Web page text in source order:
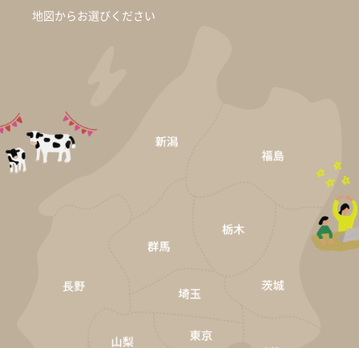
地図からお選びください